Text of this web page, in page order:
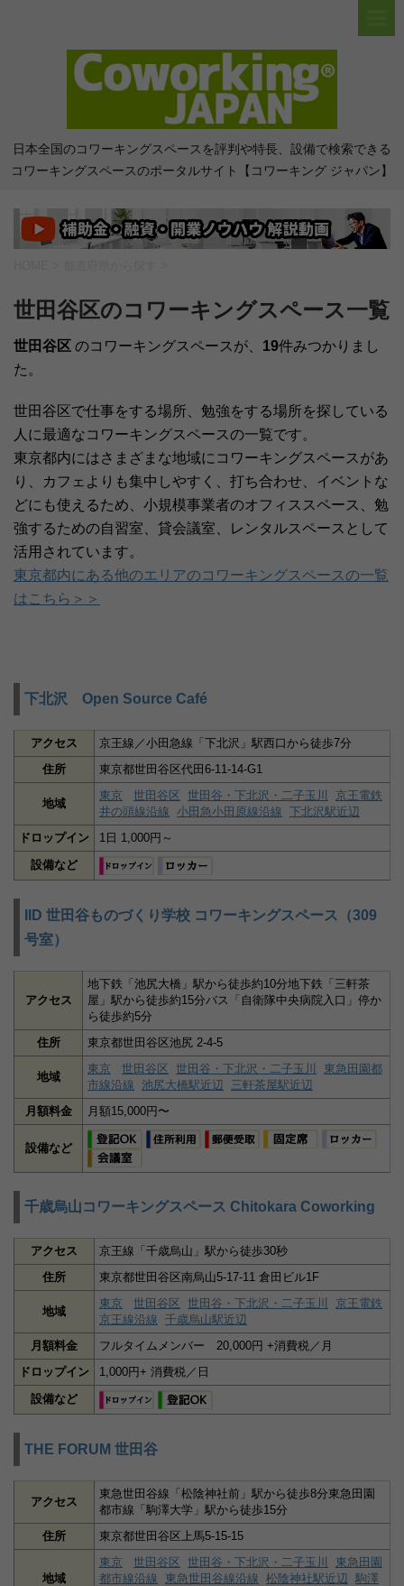
日本全国のコワーキングスペースを評判や特長、設備で検索できる
コワーキングスペースのポータルサイト【コワーキング ジャパン】
世田谷区のコワーキングスペース一覧
世田谷区 のコワーキングスペースが、 19件みつかりまし
た。
世田谷区で仕事をする場所、勉強をする場所を探している
人に最適なコワーキングスペースの一覧です。
東京都内にはさまざまな地域にコワーキングスペースがあ
り、カフェよりも集中しやすく、打ち合わせ、イベントな
どにも使えるため、小規模事業者のオフィススペース、勉
強するための自習室、貸会議室、レンタルスペースとして
活用されています。
東京都内にある他のエリアのコワーキングスペースの一覧
はこちら＞＞
下北沢 Open Source Café
アクセス
京王線／小田急線「下北沢」駅西口から徒歩7分
住所
東京都世田谷区代田6-11-14-G1
地域
東京 世田谷区 世田谷・下北沢・二子玉川
京王電鉄
井の頭線沿線 小田急小田原線沿線 下北沢駅近辺
ドロップイン
1日 1,000円～
設備など
IID 世田谷ものづくり学校 コワーキングスペース（309
号室）
アクセス
地下鉄「池尻大橋」駅から徒歩約10分地下鉄「三軒茶
屋」駅から徒歩約15分バス「自衛隊中央病院入口」停か
ら徒歩約5分
住所
東京都世田谷区池尻 2-4-5
地域
東京 世田谷区 世田谷・下北沢・二子玉川
東急田園都
市線沿線 池尻大橋駅近辺
三軒茶屋駅近辺
月額料金
月額15,000円〜
設備など
千歳烏山コワーキングスペース Chitokara Coworking
アクセス
京王線「千歳烏山」駅から徒歩30秒
住所
東京都世田谷区南烏山5-17-11 倉田ビル1F
地域
東京 世田谷区 世田谷・下北沢・二子玉川
京王電鉄
京王線沿線 千歳烏山駅近辺
月額料金
フルタイムメンバー 20,000円 +消費税／月
ドロップイン
1,000円+ 消費税／日
設備など
THE FORUM 世田谷
アクセス
東急世田谷線「松陰神社前」駅から徒歩8分東急田園
都市線「駒澤大学」駅から徒歩15分
住所
東京都世田谷区上馬5-15-15
地域
東京 世田谷区 世田谷・下北沢・二子玉川
東急田園
都市線沿線
東急世田谷線沿線 松陰神社駅近辺
駒澤